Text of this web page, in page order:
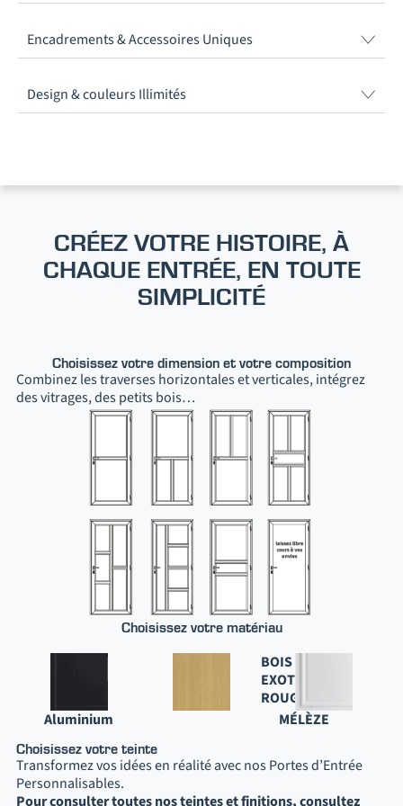
Encadrements & Accessoires Uniques
Design & couleurs Illimités
CRÉEZ VOTRE HISTOIRE, À
CHAQUE ENTRÉE, EN TOUTE
SIMPLICITÉ
Choisissez votre dimension et votre composition
Combinez les traverses horizontales et verticales, intégrez
des vitrages, des petits bois…
Choisissez votre matériau​
Aluminium
BOIS
EXOTIQUE
ROUGE
MÉLÈZE
Choisissez votre teinte​
Transformez vos idées en réalité avec nos Portes d’Entrée
Personnalisables.
Pour consulter toutes nos teintes et finitions, consultez